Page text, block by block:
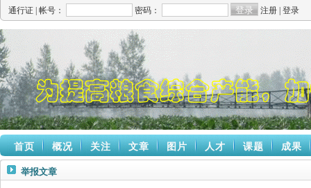
通行证 | 帐号： 密码： 注册 登录
首页 概况 关注 文章 图片 人才 课题 成果
举报文章